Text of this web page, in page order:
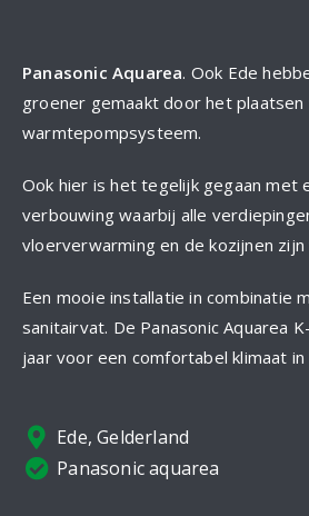
Panasonic Aquarea. Ook Ede
groener gemaakt door het plaatsen
warmtepompsysteem.
Ook hier is het tegelijk gegaan met
verbouwing waarbij alle
vloerverwarming en de kozijnen zijn
Een mooie installatie in combinatie
sanitairvat. De Panasonic Aquarea
jaar voor een comfortabel klimaat in
Ede, Gelderland
Panasonic aquarea